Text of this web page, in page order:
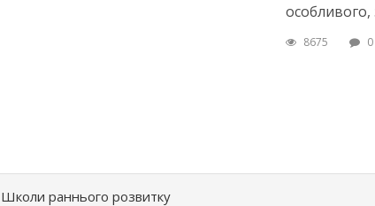
особливого,
8675 0
Школи раннього розвитку